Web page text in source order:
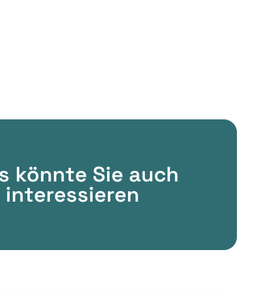
könnte Sie auch
interessieren